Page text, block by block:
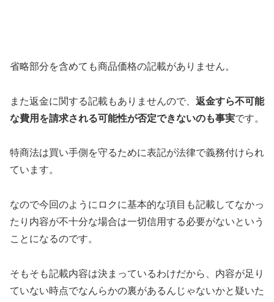
省略部分を含めても商品価格の記載がありません。
また返金に関する記載もありませんので、 返金すら不可能
な費用を請求される可能性が否定できないのも事実です。
特商法は買い手側を守るために表記が法律で義務付けられ
ています。
なので今回のように ロクに基本的な項目も記載してなかっ
たり内容が不十分な場合は一切信用する必要がないという
ことになるのです。
そもそも記載内容は決まっているわけだから、内容が足り
ていない時点でなんらかの裏があるんじゃないかと疑いた